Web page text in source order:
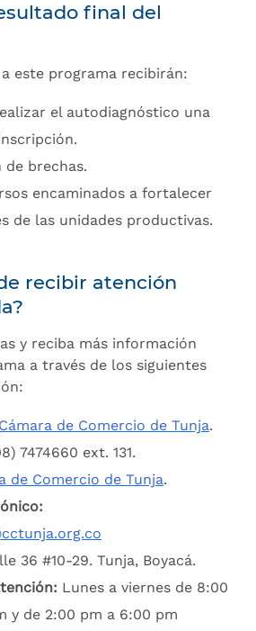
final del
este programa recibirán:
el autodiagnóstico una
brechas.
encaminados a fortalecer
de las unidades productivas.
recibir atención
y reciba más información
a través de los siguientes
Cámara de Comercio de Tunja.
7474660 ext. 131.
de Comercio de Tunja.
36 #10-29. Tunja, Boyacá.
Lunes a viernes de 8:00
y de 2:00 pm a 6:00 pm